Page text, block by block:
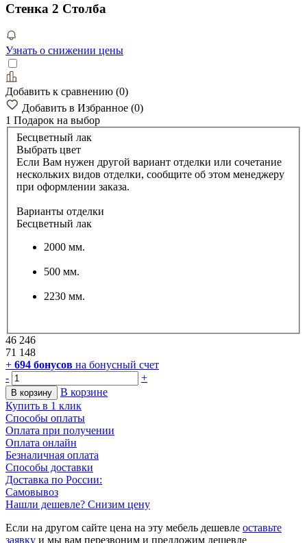
Стенка 2 Столба
Узнать о снижении цены
Добавить к сравнению (0)
Добавить в Избранное (0)
1 Подарок на выбор
Бесцветный лак
Выбрать цвет
Если Вам нужен другой вариант отделки или сочетание
нескольких видов отделки, сообщите об этом менеджеру
при оформлении заказа.
Варианты отделки
Бесцветный лак
2000 мм.
500 мм.
2230 мм.
46 246
71 148
+ 694 бонусов на бонусный счет
-
+
В корзину
В корзине
Купить в 1 клик
Способы оплаты
Оплата при получении
Оплата онлайн
Безналичная оплата
Способы доставки
Доставка по России:
Самовывоз
Нашли дешевле? Снизим цену
Если на другом сайте цена на эту мебель дешевле оставьте
заявку и мы вам перезвоним и предложим дешевле